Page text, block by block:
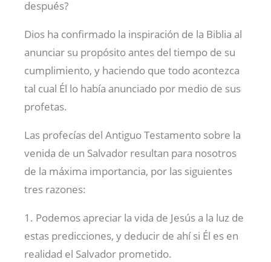
después?
Dios ha confirmado la inspiración de la Biblia al
anunciar su propósito antes del tiempo de su
cumplimiento, y haciendo que todo acontezca
tal cual Él lo había anunciado por medio de sus
profetas.
Las profecías del Antiguo Testamento sobre la
venida de un Salvador resultan para nosotros
de la máxima importancia, por las siguientes
tres razones:
1. Podemos apreciar la vida de Jesús a la luz de
estas predicciones, y deducir de ahí si Él es en
realidad el Salvador prometido.